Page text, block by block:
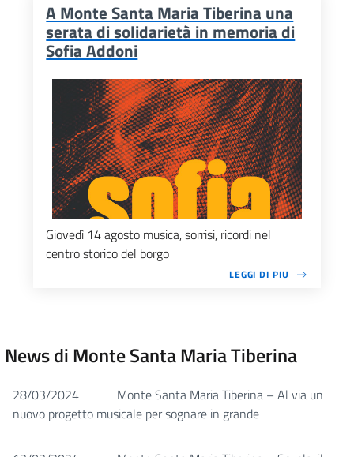
A Monte Santa Maria Tiberina una
serata di solidarietà in memoria di
Sofia Addoni
Giovedì 14 agosto musica, sorrisi, ricordi nel
centro storico del borgo
LEGGI DI PIU
News di Monte Santa Maria Tiberina
28/03/2024
Monte Santa Maria Tiberina – Al via un
nuovo progetto musicale per sognare in grande